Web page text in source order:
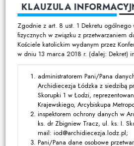
Program
Kalendarz pracy
Duszpasterstwo
Ruchy i
Multimedia
Filmy
Zdjęcia
Media katolickie
KLAUZULA
Zgodnie z art. 8 ust. 1 Dekretu ogólnego
fizycznych w związku z przetwarzaniem
Kościele katolickim wydanym przez
w dniu 13 marca 2018 r. (dalej: Dekret)
administratorem Pani/Pana
Archidiecezja Łódzka z siedzibą
Skorupki 1 w Łodzi,
Krajewskiego, Arcybiskupa
inspektorem ochrony danych w
ks. dr Zbigniew Tracz, ul. ks. I.
mail: iod@archidiecezja.lodz.pl;
Pani/Pana dane osobowe